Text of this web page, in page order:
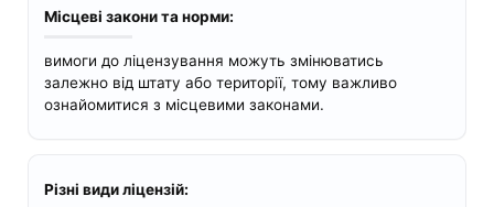
Місцеві закони та норми:
вимоги до ліцензування можуть змінюватись
залежно від штату або території, тому важливо
ознайомитися з місцевими законами.
Різні види ліцензій: